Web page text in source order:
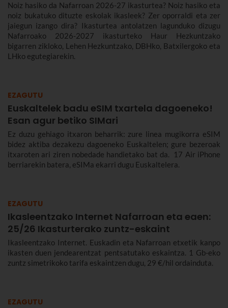
Noiz hasiko da Nafarroan 2026-27 ikasturtea? Noiz hasiko eta
noiz bukatuko dituzte eskolak ikasleek? Zer oporraldi eta zer
jaiegun izango dira? Ikasturtea antolatzen lagunduko dizugu
Nafarroako 2026-2027 ikasturteko Haur Hezkuntzako
bigarren zikloko, Lehen Hezkuntzako, DBHko, Batxilergoko eta
LHko egutegiarekin.
EZAGUTU
Euskaltelek badu eSIM txartela dagoeneko!
Esan agur betiko SIMari
Ez duzu gehiago itxaron beharrik: zure linea mugikorra eSIM
bidez aktiba dezakezu dagoeneko Euskaltelen; gure bezeroak
itxaroten ari ziren nobedade handietako bat da. 17 Air iPhone
berriarekin batera, eSIMa ekarri dugu Euskaltelera.
EZAGUTU
Ikasleentzako Internet Nafarroan eta eaen:
25/26 Ikasturterako zuntz-eskaint
Ikasleentzako Internet. Euskadin eta Nafarroan etxetik kanpo
ikasten duen jendearentzat pentsatutako eskaintza. 1 Gb-eko
zuntz simetrikoko tarifa eskaintzen dugu, 29 €/hil ordainduta.
EZAGUTU